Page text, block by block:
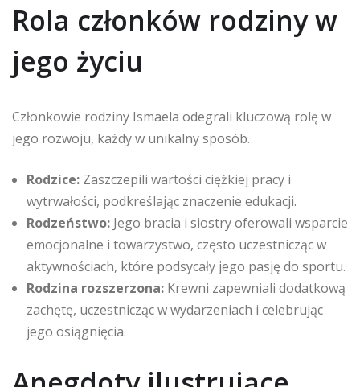
Rola członków rodziny w
jego życiu
Członkowie rodziny Ismaela odegrali kluczową rolę w
jego rozwoju, każdy w unikalny sposób.
Rodzice: Zaszczepili wartości ciężkiej pracy i
wytrwałości, podkreślając znaczenie edukacji.
Rodzeństwo: Jego bracia i siostry oferowali wsparcie
emocjonalne i towarzystwo, często uczestnicząc w
aktywnościach, które podsycały jego pasję do sportu.
Rodzina rozszerzona: Krewni zapewniali dodatkową
zachętę, uczestnicząc w wydarzeniach i celebrując
jego osiągnięcia.